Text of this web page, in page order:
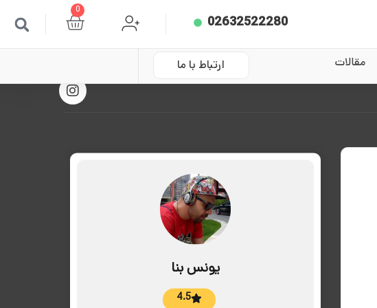
02632522280
0
مقالات
ارتباط با ما
یونس بنا
4.5